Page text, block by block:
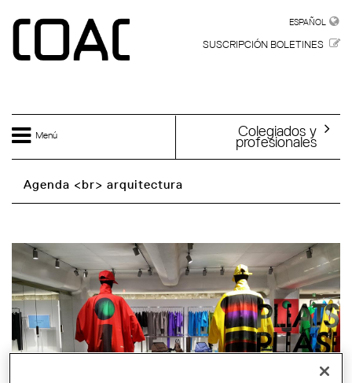
ESPAÑOL
SUSCRIPCIÓN BOLETINES
Menú Colegiados y
profesionales
Agenda <br> arquitectura